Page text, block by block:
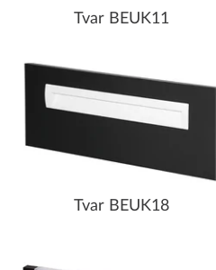
Tvar BEUK11
Tvar BEUK18